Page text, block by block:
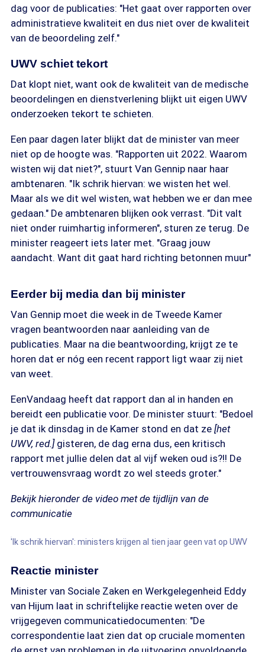
dag voor de publicaties: "Het gaat over rapporten over
administratieve kwaliteit en dus niet over de kwaliteit
van de beoordeling zelf."
UWV schiet tekort
Dat klopt niet, want ook de kwaliteit van de medische
beoordelingen en dienstverlening blijkt uit eigen UWV
onderzoeken tekort te schieten.
Een paar dagen later blijkt dat de minister van meer
niet op de hoogte was. "Rapporten uit 2022. Waarom
wisten wij dat niet?", stuurt Van Gennip naar haar
ambtenaren. "Ik schrik hiervan: we wisten het wel.
Maar als we dit wel wisten, wat hebben we er dan mee
gedaan." De ambtenaren blijken ook verrast. "Dit valt
niet onder ruimhartig informeren", sturen ze terug. De
minister reageert iets later met. "Graag jouw
aandacht. Want dit gaat hard richting betonnen muur"
Eerder bij media dan bij minister
Van Gennip moet die week in de Tweede Kamer
vragen beantwoorden naar aanleiding van de
publicaties. Maar na die beantwoording, krijgt ze te
horen dat er nóg een recent rapport ligt waar zij niet
van weet.
EenVandaag heeft dat rapport dan al in handen en
bereidt een publicatie voor. De minister stuurt: "Bedoel
je dat ik dinsdag in de Kamer stond en dat ze [het
UWV, red.]gisteren, de dag erna dus, een kritisch
rapport met jullie delen dat al vijf weken oud is?!! De
vertrouwensvraag wordt zo wel steeds groter."
Bekijk hieronder de video met de tijdlijn van de
communicatie
'Ik schrik hiervan': ministers krijgen al tien jaar geen vat op UWV
Reactie minister
Minister van Sociale Zaken en Werkgelegenheid Eddy
van Hijum laat in schriftelijke reactie weten over de
vrijgegeven communicatiedocumenten: "De
correspondentie laat zien dat op cruciale momenten